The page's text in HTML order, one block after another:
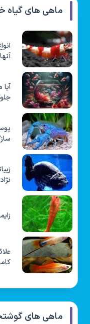
ماهی های گیاه
ماهی های